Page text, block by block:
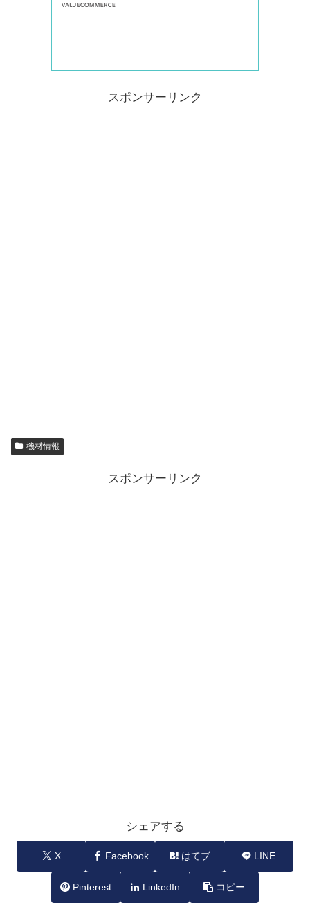
スポンサーリンク
機材情報
スポンサーリンク
シェアする
X Facebook はてブ LINE
Pinterest LinkedIn コピー